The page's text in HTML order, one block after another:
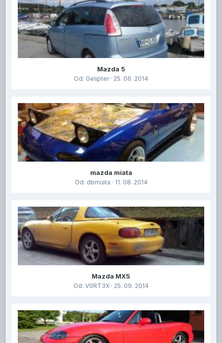
Mazda 5
Od: Gelipter· 25. 06. 2014
mazda miata
Od: dbmiata · 11. 08. 2014
Mazda MX5
Od: V0RT3X · 25. 09. 2014